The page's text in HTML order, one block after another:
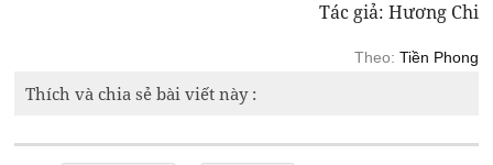
Tác giả: Hương Chi
Theo: Tiền Phong
Thích và chia sẻ bài viết này :